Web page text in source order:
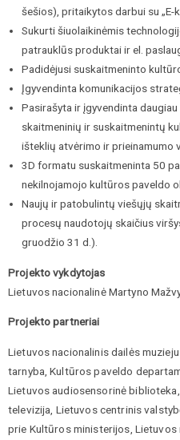
šešios), pritaikytos darbui su „E-
Sukurti šiuolaikinėmis
patrauklūs produktai ir el.
Padidėjusi suskaitmeninto
Įgyvendinta komunikacijos
Pasirašyta ir įgyvendinta
skaitmeninių ir suskaitmenintų
išteklių atvėrimo ir prieinamumo
3D formatu suskaitmeninta 50
nekilnojamojo kultūros paveldo
Naujų ir patobulintų viešųjų
procesų naudotojų skaičius
gruodžio 31 d.).
Projekto vykdytojas
Lietuvos nacionalinė Martyno
Projekto partneriai
Lietuvos nacionalinis dailės
tarnyba, Kultūros paveldo
Lietuvos audiosensorinė
televizija, Lietuvos centrinis
prie Kultūros ministerijos,